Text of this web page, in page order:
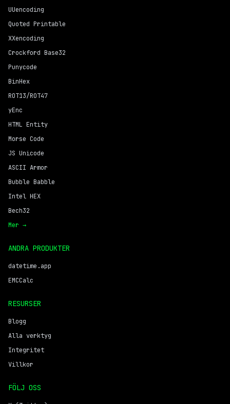
UUencoding
Quoted Printable
XXencoding
Crockford Base32
Punycode
BinHex
ROT13/ROT47
yEnc
HTML Entity
Morse Code
JS Unicode
ASCII Armor
Bubble Babble
Intel HEX
Bech32
Mer →
ANDRA PRODUKTER
datetime.app
EMCCalc
RESURSER
Blogg
Alla verktyg
Integritet
Villkor
FÖLJ OSS